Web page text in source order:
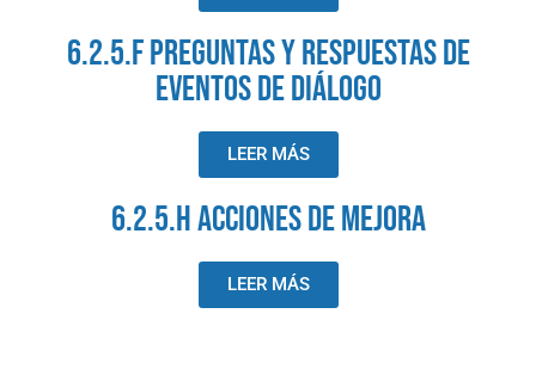
6.2.5.F PREGUNTAS Y RESPUESTAS DE
EVENTOS DE DIÁLOGO
LEER MÁS
6.2.5.h ACCIONES DE MEJORA
LEER MÁS